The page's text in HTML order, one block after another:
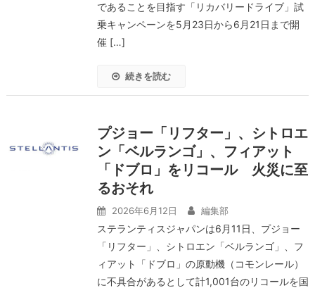
であることを目指す「リカバリードライブ」試
乗キャンペーンを5月23日から6月21日まで開
催 […]
続きを読む
プジョー「リフター」、シトロエ
ン「ベルランゴ」、フィアット
「ドブロ」をリコール 火災に至
るおそれ
2026年6月12日 編集部
ステランティスジャパンは6月11日、プジョー
「リフター」、シトロエン「ベルランゴ」、フ
ィアット「ドブロ」の原動機（コモンレール）
に不具合があるとして計1,001台のリコールを国